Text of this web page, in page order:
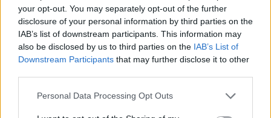
your opt-out. You may separately opt-out of the further
disclosure of your personal information by third parties on the
IAB’s list of downstream participants. This information may
also be disclosed by us to third parties on the IAB’s List of
Downstream Participants that may further disclose it to other
Personal Data Processing Opt Outs
évtizeden át lappangott, 18 milliónál ütötték le.
Az eladók nyilván csalódtak, mert a vászon
becsértékét 30-40 millió forint közé tették.
Batthyány Gyula triptichonja a Menyegző 13
millióért talált vevőt, míg Egry József badacsonyi
tája 24 millióért, az alsó becsérték alatti áron, de
legalább alkudtak értük.